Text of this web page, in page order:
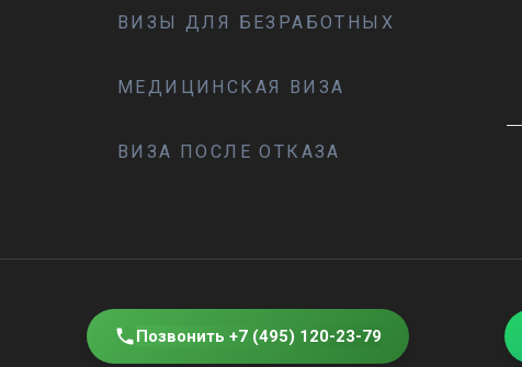
ВИЗЫ ДЛЯ БЕЗРАБОТНЫХ
МЕДИЦИНСКАЯ ВИЗА
ВИЗА ПОСЛЕ ОТКАЗА
Позвонить +7 (495) 120-23-79